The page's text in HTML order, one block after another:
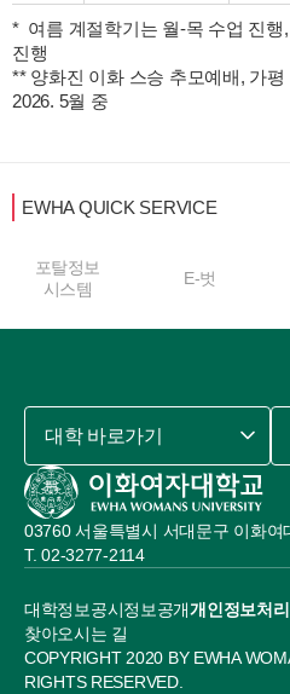
*  여름 계절학기는 월-목 수업 진
진행
** 양화진 이화 스승 추모예배, 가
2026. 5월 중
EWHA QUICK SERVICE
E-벗
사이버
캠퍼스
대학정보공시정보공개개인정보처
찾아오시는 길
03760 서울특별시 서대문구 이화여
02-3277-2114
대학 바로가기
COPYRIGHT 2020 BY EWHA
RIGHTS RESERVED.